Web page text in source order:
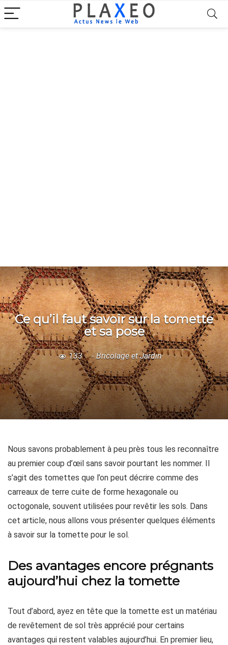
Ce qu’il faut savoir sur la tomette
et sa pose
133 Bricolage et Jardin
Nous savons probablement à peu près tous les reconnaître
au premier coup d’œil sans savoir pourtant les nommer. Il
s’agit des tomettes que l’on peut décrire comme des
carreaux de terre cuite de forme hexagonale ou
octogonale, souvent utilisées pour revêtir les sols. Dans
cet article, nous allons vous présenter quelques éléments
à savoir sur la tomette pour le sol.
Des avantages encore prégnants
aujourd’hui chez la tomette
Tout d’abord, ayez en tête que la tomette est un matériau
de revêtement de sol très apprécié pour certains
avantages qui restent valables aujourd’hui. En premier lieu,